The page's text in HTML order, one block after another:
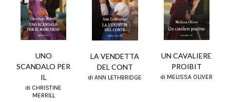
UNO
SCANDALO PER
IL
di CHRISTINE
MERRILL
LA VENDETTA
DEL CONT
di ANN LETHBRIDGE
UN CAVALIERE
PROIBIT
di MELISSA OLIVER